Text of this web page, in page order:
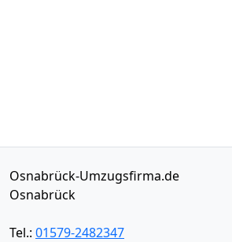
Osnabrück-Umzugsfirma.de
Osnabrück
Tel.: 01579-2482347